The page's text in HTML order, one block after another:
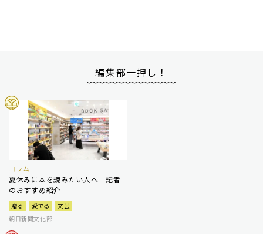
編集部一押し！
コラム
夏休みに本を読みたい人へ 記者
のおすすめ紹介
贈る 愛でる
文芸
朝日新聞文化部